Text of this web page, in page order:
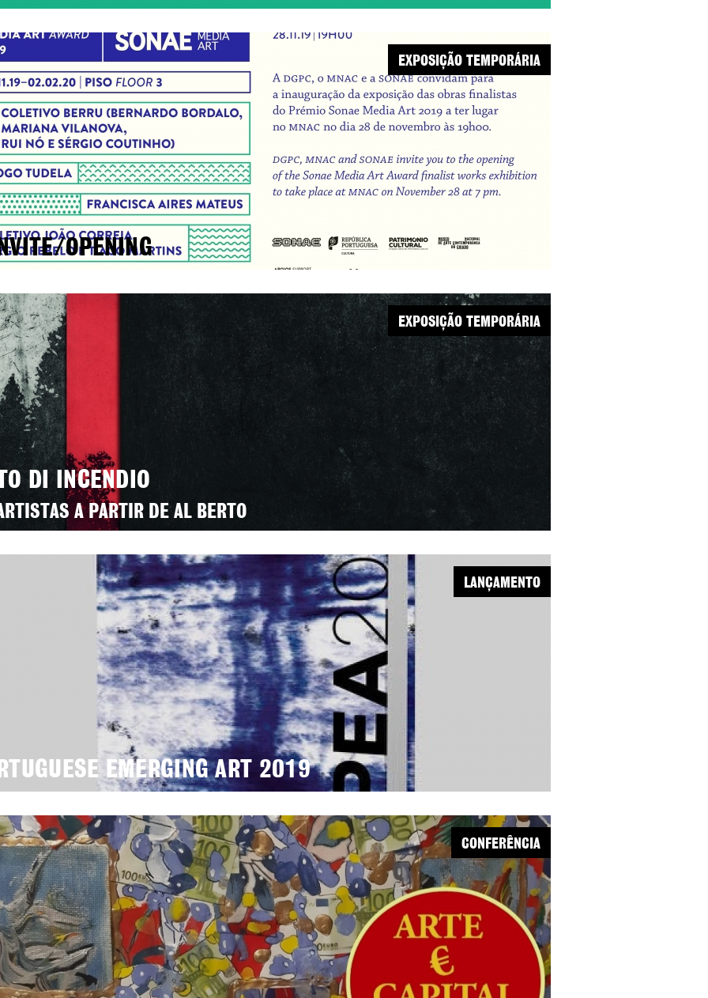
OPENING
EXPOSIÇÃO TEMPORÁRIA
DI INCENDIO
A PARTIR DE AL BERTO
EXPOSIÇÃO TEMPORÁRIA
EMERGING ART 2019
LANÇAMENTO
CONFERÊNCIA